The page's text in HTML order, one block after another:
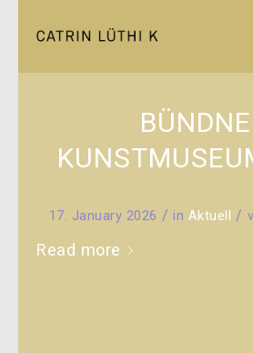
17. January 2026 / in Aktuell /
Read more